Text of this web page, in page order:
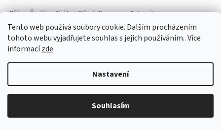
Tento web používá soubory cookie. Dalším procházením
tohoto webu vyjadřujete souhlas s jejich používáním.. Více
informacízde.
Nastavení
Souhlasím
Bílá
Šedá Akát Ořech Cognac Antracit
Český výrobek
3-4 týdny
Kód:1053/BIL